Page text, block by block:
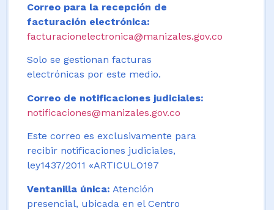
Correo para la recepción de
facturación electrónica:
facturacionelectronica@manizales.gov.co
Solo se gestionan facturas
electrónicas por este medio.
Correo de notificaciones judiciales:
notificaciones@manizales.gov.co
Este correo es exclusivamente para
recibir notificaciones judiciales,
ley1437/2011 «ARTICULO197
Ventanilla única: Atención
presencial, ubicada en el Centro